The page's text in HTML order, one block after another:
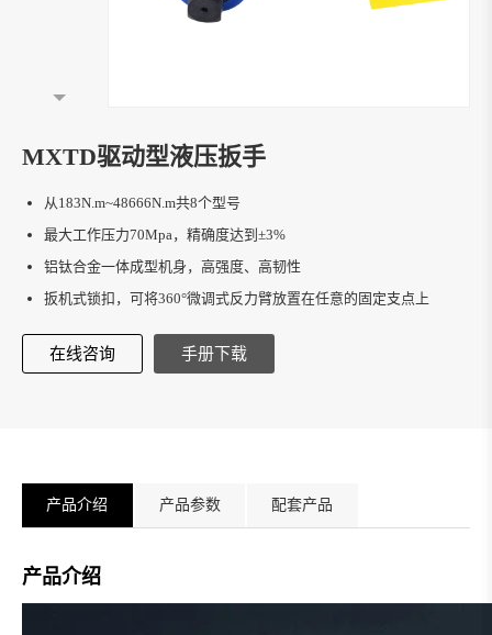
MXTD驱动型液压扳手
从183N.m~48666N.m共8个型号
最大工作压力70Mpa，精确度达到±3%
铝钛合金一体成型机身，高强度、高韧性
扳机式锁扣，可将360°微调式反力臂放置在任意的固定支点上
在线咨询 手册下载
产品介绍 产品参数 配套产品
产品介绍